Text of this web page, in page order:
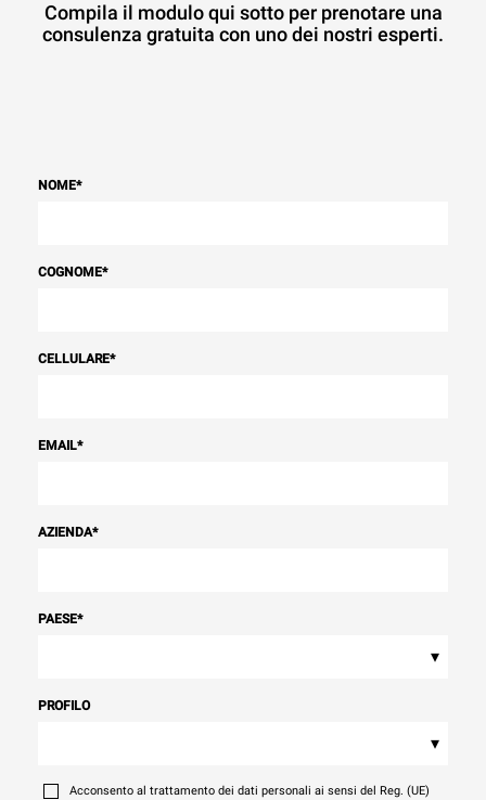
Compila il modulo qui sotto per prenotare una
consulenza gratuita con uno dei nostri esperti.
NOME*
COGNOME*
CELLULARE*
EMAIL*
AZIENDA*
PAESE*
▾
PROFILO
▾
Acconsento al trattamento dei dati personali ai sensi del Reg. (UE)